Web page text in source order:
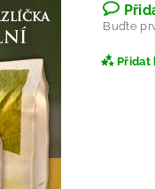
Buďte
Přidat